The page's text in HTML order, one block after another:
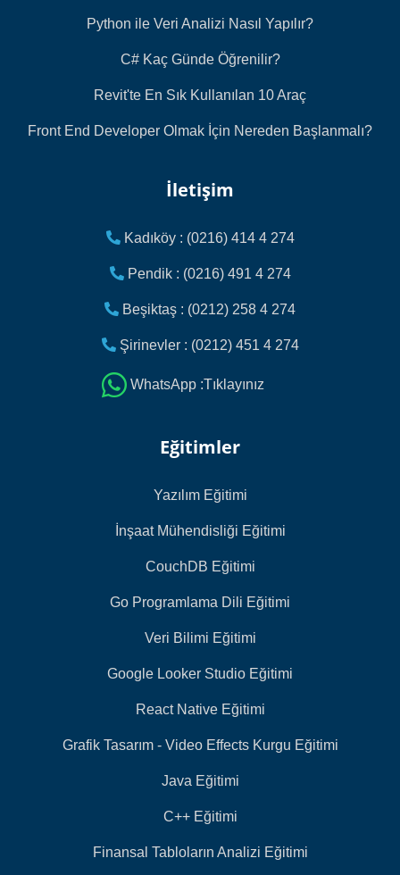
Python ile Veri Analizi Nasıl Yapılır?
C# Kaç Günde Öğrenilir?
Revit'te En Sık Kullanılan 10 Araç
Front End Developer Olmak İçin Nereden Başlanmalı?
İletişim
Kadıköy : (0216) 414 4 274
Pendik : (0216) 491 4 274
Beşiktaş : (0212) 258 4 274
Şirinevler : (0212) 451 4 274
WhatsApp :Tıklayınız
Eğitimler
Yazılım Eğitimi
İnşaat Mühendisliği Eğitimi
CouchDB Eğitimi
Go Programlama Dili Eğitimi
Veri Bilimi Eğitimi
Google Looker Studio Eğitimi
React Native Eğitimi
Grafik Tasarım - Video Effects Kurgu Eğitimi
Java Eğitimi
C++ Eğitimi
Finansal Tabloların Analizi Eğitimi